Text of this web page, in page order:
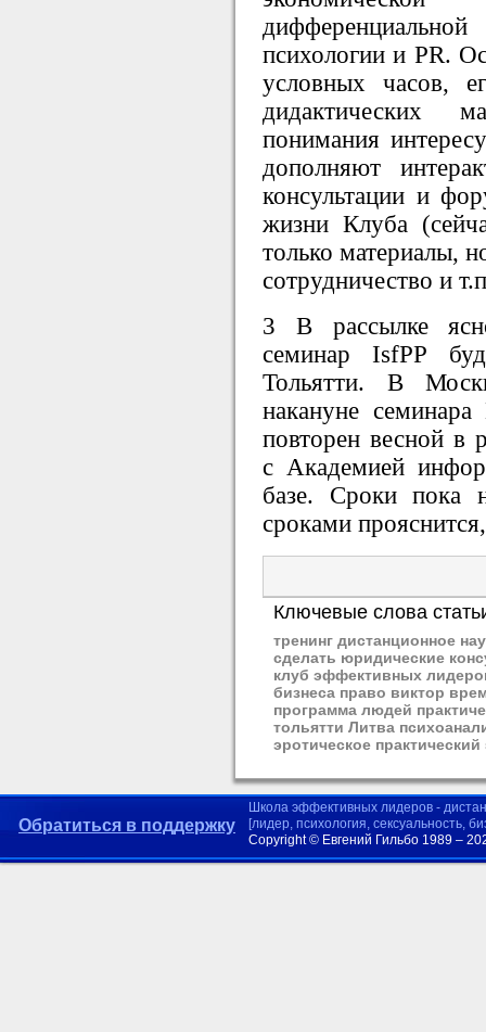
психологии и PR.
условных часов,
дидактических
понимания
дополняют
консультации и
жизни Клуба
только материалы,
сотрудничество и
3 В рассылке
семинар IsfPP
Тольятти. В
накануне
повторен весной в
с Академией
базе. Сроки пока
сроками
Ключевые слова
тренинг дистанционное
сделать юридические
клуб эффективных
бизнеса право виктор
программа людей
тольятти Литва
эротическое
Обратиться в поддержку
Школа эффективных лидеров -
[лидер, психология, сексуальность,
Copyright © Евгений Гильбо 1989 –